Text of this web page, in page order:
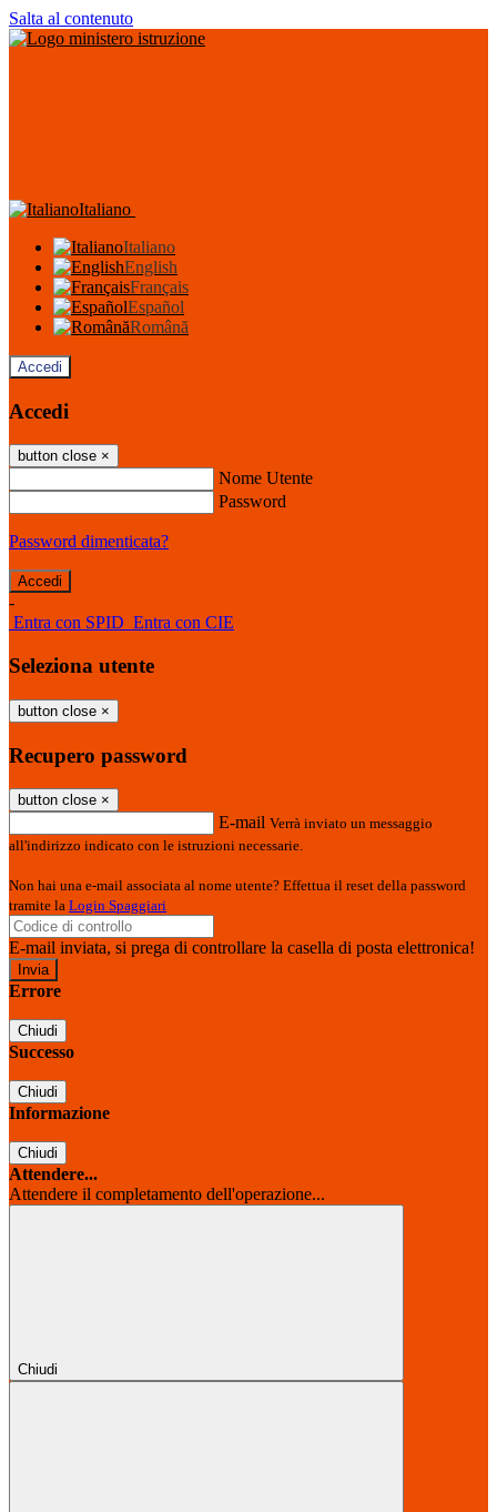
Salta al contenuto
Italiano
Italiano
English
Français
Español
Română
Accedi
Accedi
button close ×
Nome Utente
Password
Password dimenticata?
-
Entra con SPID Entra con CIE
Seleziona utente
button close ×
Recupero password
button close ×
E-mail Verrà inviato un messaggio
all'indirizzo indicato con le istruzioni necessarie.
Non hai una e-mail associata al nome utente? Effettua il reset della password
tramite la Login Spaggiari
E-mail inviata, si prega di controllare la casella di posta elettronica!
Errore
Chiudi
Successo
Chiudi
Informazione
Chiudi
Attendere...
Attendere il completamento dell'operazione...
Chiudi